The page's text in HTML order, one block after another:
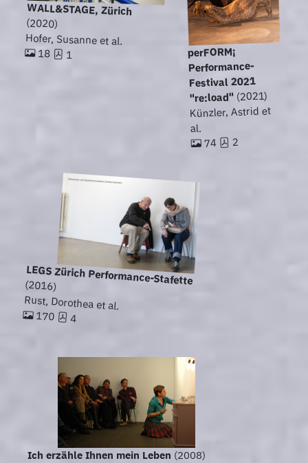
WALL&STAGE, Zürich
(2020)
Hofer, Susanne et al.
18 1 perFORM¡
Performance-
Festival 2021
"re:load" (2021)
Künzler, Astrid et
al.
74 2
LEGS Zürich Performance-Stafette
(2016)
Rust, Dorothea et al.
170 4
Ich erzähle Ihnen mein Leben (2008)